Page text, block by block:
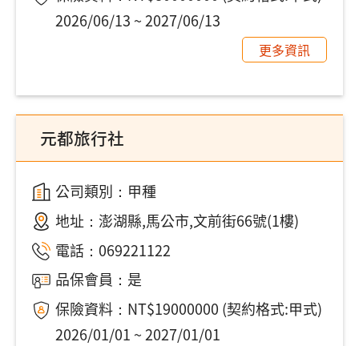
2026/06/13 ~ 2027/06/13
更多資訊
元都旅行社
公司類別：甲種
地址： 澎湖縣,馬公市,文前街66號(1樓)
電話： 069221122
品保會員：是
保險資料：NT$19000000 (契約格式:甲式)
2026/01/01 ~ 2027/01/01